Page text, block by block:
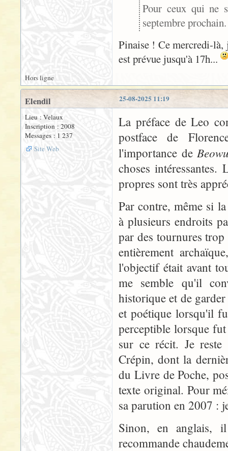
Pour ceux qui ne
septembre prochain.
Pinaise ! Ce mercredi-là,
est prévue jusqu'à 17h...
Hors ligne
25-08-2025 11:19
Elendil
Lieu : Velaux
Inscription : 2008
Messages : 1 237
Site Web
La préface de Leo
postface de
l'importance de
choses
propres sont très
Par contre, même si
à plusieurs endroits
par des tournures
entièrement
l'objectif était avant
me semble qu'il
historique et de
et poétique lorsqu'il
perceptible lorsque
sur ce récit. Je
Crépin, dont la
du Livre de Poche,
texte original. Pour
sa parution en 2007 :
Sinon, en anglais,
recommande